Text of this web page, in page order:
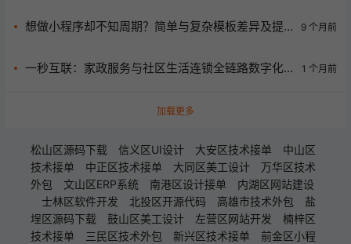
想做小程序却不知周期？简单与复杂模板差异及提
9 个月前
一秒互联：家政服务与社区生活连锁全链路数字化
1 个月前
加载更多
松山区源码下载 信义区UI设计 大安区技术接单
中山区
技术接单
中正区技术接单 大同区美工设计
万华区技术
外包
文山区ERP系统 南港区设计接单
内湖区网站建设
士林区软件开发
北投区开源代码 高雄市技术外包
盐
埕区源码下载
鼓山区美工设计 左营区网站开发
楠梓区
技术接单
三民区技术外包 新兴区技术接单
前金区小程